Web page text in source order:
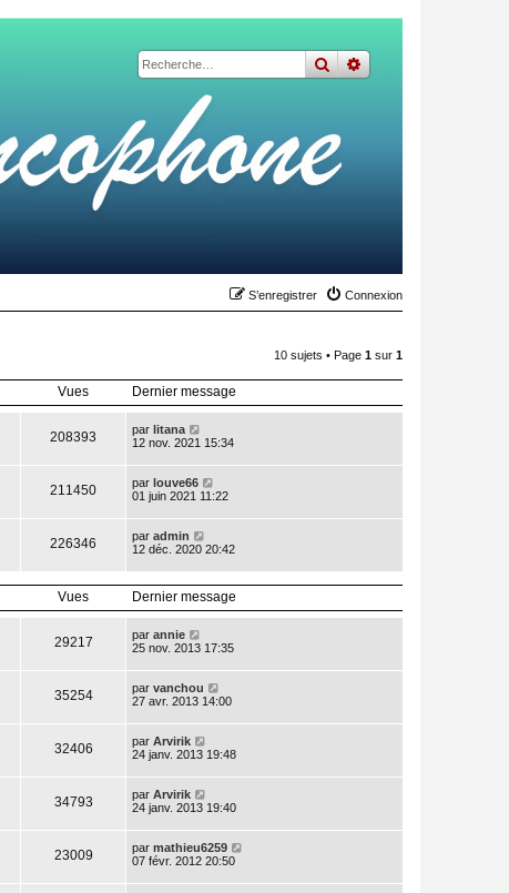
rechercher
recherche
Connexion
S’enregistrer
10 sujets • Page 1 sur 1
Vues Dernier message
208393 par litana
12 nov. 2021 15:34
211450 par louve66
01 juin 2021 11:22
226346 par admin
12 déc. 2020 20:42
Vues Dernier message
29217 par annie
25 nov. 2013 17:35
35254 par vanchou
27 avr. 2013 14:00
32406 par Arvirik
24 janv. 2013 19:48
34793 par Arvirik
24 janv. 2013 19:40
23009 par mathieu6259
07 févr. 2012 20:50